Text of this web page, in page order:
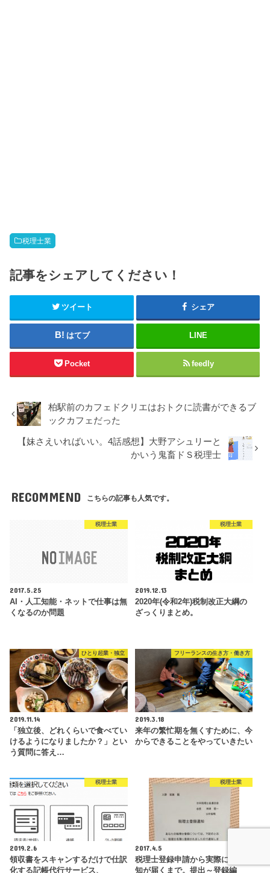
税理士業
記事をシェアしてください！
ツイート シェア
はてブ LINE
Pocket feedly
柏駅前のカフェドクリエはおトクに読書ができるブ
ックカフェだった
【妹さえいればいい。4話感想】大野アシュリーと
かいう鬼畜ドＳ税理士
RECOMMEND こちらの記事も人気です。
税理士業
2017.5.25
AI・人工知能・ネットで仕事は無
くなるのか問題
税理士業
2019.12.13
2020年(令和2年)税制改正大綱の
ざっくりまとめ。
ひとり起業・独立
2019.11.14
「独立後、どれくらいで食べてい
けるようになりましたか？」とい
う質問に答え…
フリーランスの生き方・働き方
2019.3.18
来年の繁忙期を無くすために、今
からできることをやっていきたい
税理士業
2019.2.6
領収書をスキャンするだけで仕訳
化する記帳代行サービス、
税理士業
2017.4.5
税理士登録申請から実際に登録通
知が届くまで。提出～登録編